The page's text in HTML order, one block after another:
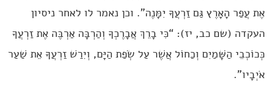
אֶת עֲפַר הָאָרֶץ גַּם זַרְעֲךָ יִמָּנֶה”. וכן נאמר לו לאחר ניסיון
העקדה (שם כב, יז): “כִּי בָרֵךְ אֲבָרֶכְךָ וְהַרְבָּה אַרְבֶּה אֶת זַרְעֲךָ
כְּכוֹכְבֵי הַשָּׁמַיִם וְכַחוֹל אֲשֶׁר עַל שְׂפַת הַיָּם, וְיִרַשׁ זַרְעֲךָ אֵת שַׁעַר
אֹיְבָיו”.